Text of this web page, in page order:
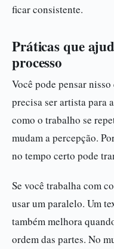
ficar consistente.
Práticas que
processo
Você pode pensar
precisa ser artista para
como o trabalho se
mudam a percepção.
no tempo certo pode
Se você trabalha com
usar um paralelo. Um
também melhora
ordem das partes. No